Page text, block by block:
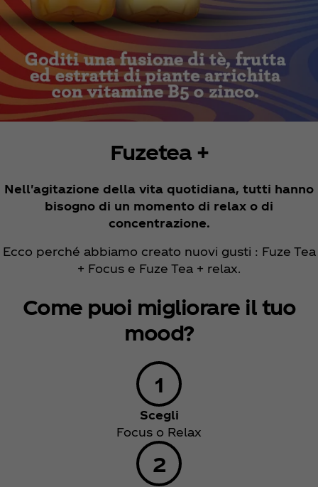
Fuzetea +
Nell'agitazione della vita quotidiana, tutti hanno
bisogno di un momento di relax o di
concentrazione.
Ecco perché abbiamo creato nuovi gusti : Fuze Tea
+ Focus e Fuze Tea + relax.
Come puoi migliorare il tuo
mood?
Scegli
Focus o Relax